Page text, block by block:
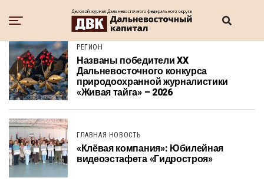
РЕГИОН
Названы победители XX
Дальневосточного конкурса
природоохранной журналистики
«Живая тайга» – 2026
ГЛАВНАЯ НОВОСТЬ
«Клёвая компания»: Юбилейная
видеоэстафета «Гидростроя»